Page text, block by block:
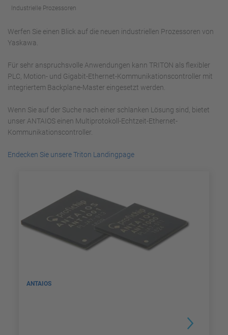
Industrielle Prozessoren
Werfen Sie einen Blick auf die neuen industriellen Prozessoren von
Yaskawa.
Für sehr anspruchsvolle Anwendungen kann TRITON als flexibler
PLC, Motion- und Gigabit-Ethernet-Kommunikationscontroller mit
integriertem Backplane-Master eingesetzt werden.
Wenn Sie auf der Suche nach einer schlanken Lösung sind, bietet
unser ANTAIOS einen Multiprotokoll-Echtzeit-Ethernet-
Kommunikationscontroller.
Endecken Sie unsere Triton Landingpage
ANTAIOS